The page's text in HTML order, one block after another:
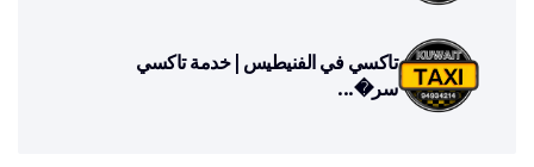
تاكسي في الفنيطيس | خدمة تاكسي
سر�...